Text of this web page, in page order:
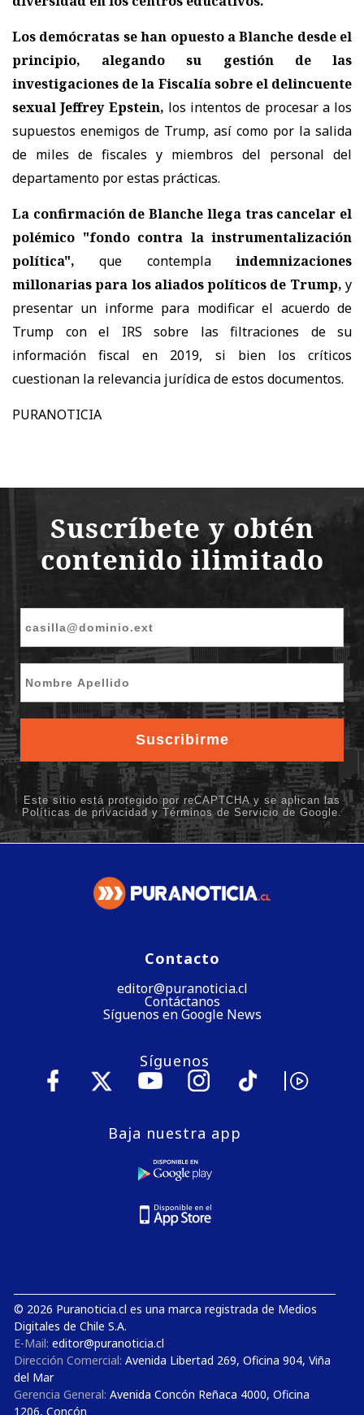
Los demócratas se han opuesto a Blanche desde el
principio, alegando su gestión de las
investigaciones de la Fiscalía sobre el delincuente
sexual Jeffrey Epstein, los intentos de procesar a los
supuestos enemigos de Trump, así como por la salida
de miles de fiscales y miembros del personal del
departamento por estas prácticas.
La confirmación de Blanche llega tras cancelar el
polémico "fondo contra la instrumentalización
política", que contempla indemnizaciones
millonarias para los aliados políticos de Trump, y
presentar un informe para modificar el acuerdo de
Trump con el IRS sobre las filtraciones de su
información fiscal en 2019, si bien los críticos
cuestionan la relevancia jurídica de estos documentos.
PURANOTICIA
Contacto
editor@puranoticia.cl
Contáctanos
Síguenos en Google News
Síguenos
Baja nuestra app
© 2026 Puranoticia.cl es una marca registrada de Medios
Digitales de Chile S.A.
E-Mail: editor@puranoticia.cl
Dirección Comercial: Avenida Libertad 269, Oficina 904, Viña
del Mar
Gerencia General: Avenida Concón Reñaca 4000, Oficina
1206, Concón